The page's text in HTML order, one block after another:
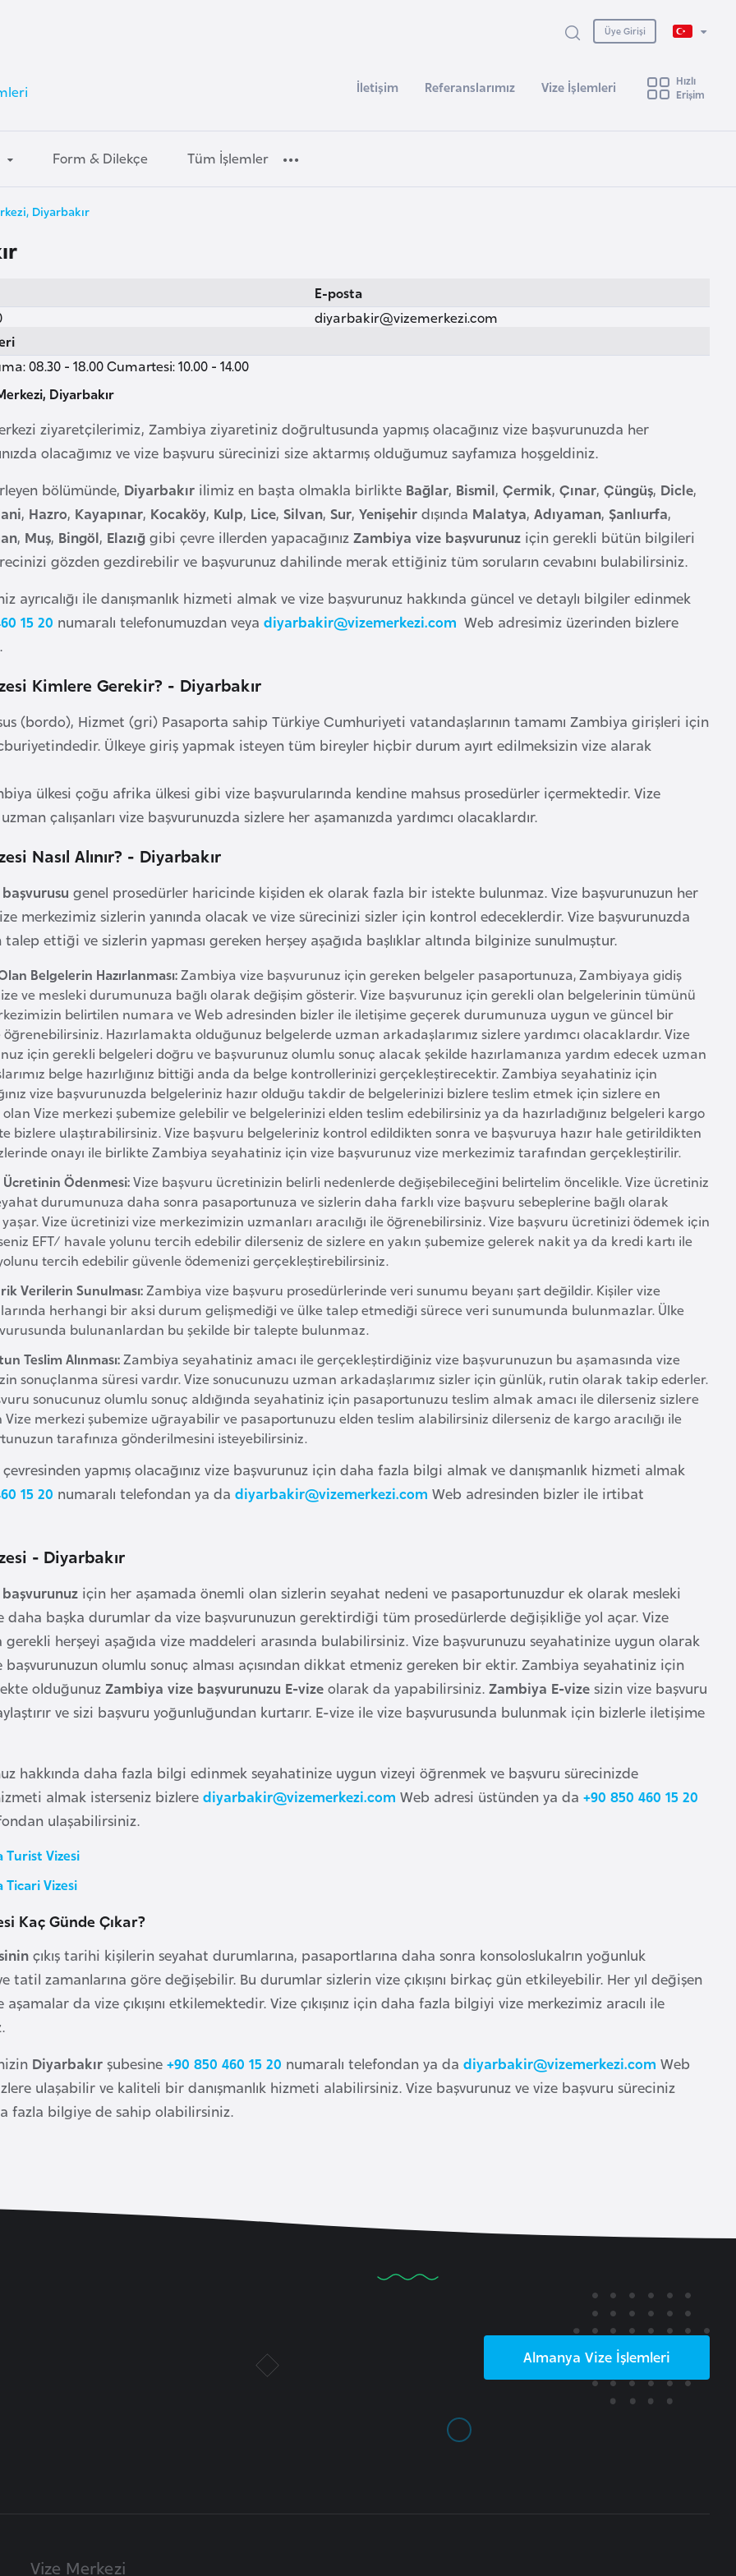
Üye Girişi
İletişim Referanslarımız Vize İşlemleri
Hızlı
Erişim
Form & Dilekçe Tüm İşlemler
Diyarbakır
E-posta
diyarbakir@vizemerkezi.com
08.30 - 18.00 Cumartesi: 10.00 - 14.00
Diyarbakır
ziyaretçilerimiz, Zambiya ziyaretiniz doğrultusunda yapmış olacağınız vize başvurunuzda her
olacağımız ve vize başvuru sürecinizi size aktarmış olduğumuz sayfamıza hoşgeldiniz.
bölümünde, Diyarbakır ilimiz en başta olmakla birlikte Bağlar, Bismil, Çermik, Çınar, Çüngüş, Dicle,
, Hazro, Kayapınar, Kocaköy, Kulp, Lice, Silvan, Sur, Yenişehir dışında Malatya, Adıyaman, Şanlıurfa,
, Muş, Bingöl, Elazığ gibi çevre illerden yapacağınız Zambiya vize başvurunuz için gerekli bütün bilgileri
gözden gezdirebilir ve başvurunuz dahilinde merak ettiğiniz tüm soruların cevabını bulabilirsiniz.
ayrıcalığı ile danışmanlık hizmeti almak ve vize başvurunuz hakkında güncel ve detaylı bilgiler edinmek
15 20 numaralı telefonumuzdan veya diyarbakir@vizemerkezi.com Web adresimiz üzerinden bizlere
Kimlere Gerekir? - Diyarbakır
(bordo), Hizmet (gri) Pasaporta sahip Türkiye Cumhuriyeti vatandaşlarının tamamı Zambiya girişleri için
Ülkeye giriş yapmak isteyen tüm bireyler hiçbir durum ayırt edilmeksizin vize alarak
ülkesi çoğu afrika ülkesi gibi vize başvurularında kendine mahsus prosedürler içermektedir. Vize
çalışanları vize başvurunuzda sizlere her aşamanızda yardımcı olacaklardır.
Nasıl Alınır? - Diyarbakır
genel prosedürler haricinde kişiden ek olarak fazla bir istekte bulunmaz. Vize başvurunuzun her
merkezimiz sizlerin yanında olacak ve vize sürecinizi sizler için kontrol edeceklerdir. Vize başvurunuzda
talep ettiği ve sizlerin yapması gereken herşey aşağıda başlıklar altında bilginize sunulmuştur.
Belgelerin Hazırlanması:Zambiya vize başvurunuz için gereken belgeler pasaportunuza, Zambiyaya gidiş
ve mesleki durumunuza bağlı olarak değişim gösterir. Vize başvurunuz için gerekli olan belgelerinin tümünü
belirtilen numara ve Web adresinden bizler ile iletişime geçerek durumunuza uygun ve güncel bir
Hazırlamakta olduğunuz belgelerde uzman arkadaşlarımız sizlere yardımcı olacaklardır. Vize
için gerekli belgeleri doğru ve başvurunuz olumlu sonuç alacak şekilde hazırlamanıza yardım edecek uzman
belge hazırlığınız bittiği anda da belge kontrollerinizi gerçekleştirecektir. Zambiya seyahatiniz için
vize başvurunuzda belgeleriniz hazır olduğu takdir de belgelerinizi bizlere teslim etmek için sizlere en
olan Vize merkezi şubemize gelebilir ve belgelerinizi elden teslim edebilirsiniz ya da hazırladığınız belgeleri kargo
bizlere ulaştırabilirsiniz. Vize başvuru belgeleriniz kontrol edildikten sonra ve başvuruya hazır hale getirildikten
onayı ile birlikte Zambiya seyahatiniz için vize başvurunuz vize merkezimiz tarafından gerçekleştirilir.
Ücretinin Ödenmesi:Vize başvuru ücretinizin belirli nedenlerde değişebileceğini belirtelim öncelikle. Vize ücretiniz
durumunuza daha sonra pasaportunuza ve sizlerin daha farklı vize başvuru sebeplerine bağlı olarak
Vize ücretinizi vize merkezimizin uzmanları aracılığı ile öğrenebilirsiniz. Vize başvuru ücretinizi ödemek için
EFT/ havale yolunu tercih edebilir dilerseniz de sizlere en yakın şubemize gelerek nakit ya da kredi kartı ile
tercih edebilir güvenle ödemenizi gerçekleştirebilirsiniz.
Verilerin Sunulması:Zambiya vize başvuru prosedürlerinde veri sunumu beyanı şart değildir. Kişiler vize
herhangi bir aksi durum gelişmediği ve ülke talep etmediği sürece veri sunumunda bulunmazlar. Ülke
bulunanlardan bu şekilde bir talepte bulunmaz.
Teslim Alınması:Zambiya seyahatiniz amacı ile gerçekleştirdiğiniz vize başvurunuzun bu aşamasında vize
sonuçlanma süresi vardır. Vize sonucunuzu uzman arkadaşlarımız sizler için günlük, rutin olarak takip ederler.
sonucunuz olumlu sonuç aldığında seyahatiniz için pasaportunuzu teslim almak amacı ile dilerseniz sizlere
Vize merkezi şubemize uğrayabilir ve pasaportunuzu elden teslim alabilirsiniz dilerseniz de kargo aracılığı ile
tarafınıza gönderilmesini isteyebilirsiniz.
çevresinden yapmış olacağınız vize başvurunuz için daha fazla bilgi almak ve danışmanlık hizmeti almak
15 20 numaralı telefondan ya da diyarbakir@vizemerkezi.com Web adresinden bizler ile irtibat
- Diyarbakır
için her aşamada önemli olan sizlerin seyahat nedeni ve pasaportunuzdur ek olarak mesleki
daha başka durumlar da vize başvurunuzun gerektirdiği tüm prosedürlerde değişikliğe yol açar. Vize
gerekli herşeyi aşağıda vize maddeleri arasında bulabilirsiniz. Vize başvurunuzu seyahatinize uygun olarak
başvurunuzun olumlu sonuç alması açısından dikkat etmeniz gereken bir ektir. Zambiya seyahatiniz için
olduğunuz Zambiya vize başvurunuzu E-vize olarak da yapabilirsiniz. Zambiya E-vize sizin vize başvuru
ve sizi başvuru yoğunluğundan kurtarır. E-vize ile vize başvurusunda bulunmak için bizlerle iletişime
hakkında daha fazla bilgi edinmek seyahatinize uygun vizeyi öğrenmek ve başvuru sürecinizde
almak isterseniz bizlere diyarbakir@vizemerkezi.com Web adresi üstünden ya da +90 850 460 15 20
ulaşabilirsiniz.
Turist Vizesi
Ticari Vizesi
Kaç Günde Çıkar?
çıkış tarihi kişilerin seyahat durumlarına, pasaportlarına daha sonra konsoloslukalrın yoğunluk
tatil zamanlarına göre değişebilir. Bu durumlar sizlerin vize çıkışını birkaç gün etkileyebilir. Her yıl değişen
da vize çıkışını etkilemektedir. Vize çıkışınız için daha fazla bilgiyi vize merkezimiz aracılı ile
Diyarbakır şubesine +90 850 460 15 20 numaralı telefondan ya da diyarbakir@vizemerkezi.com Web
ulaşabilir ve kaliteli bir danışmanlık hizmeti alabilirsiniz. Vize başvurunuz ve vize başvuru süreciniz
fazla bilgiye de sahip olabilirsiniz.
Almanya Vize İşlemleri
Vize Merkezi